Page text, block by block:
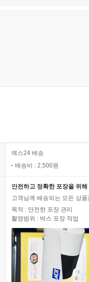
예스24 배송
배송비 : 2,500원
안전하고 정확한 포장을 위
고객님께 배송되는 모든 상
목적 : 안전한 포장 관리
촬영범위 : 박스 포장 작업